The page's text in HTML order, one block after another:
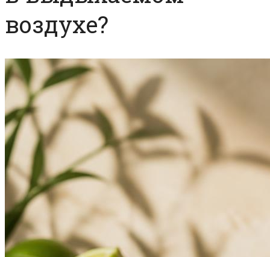
воздухе?